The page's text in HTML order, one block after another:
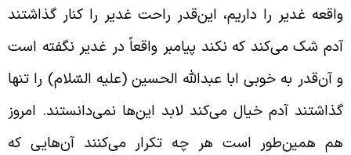
غدیر را داریم، این‌قدر راحت غدیر را کنار گذاشتند
شک می‌کند که نکند پیامبر واقعاً در غدیر نگفته است
آن‌قدر به خوبی ابا عبدالله الحسین (علیه السّلام) را تنها
آدم خیال می‌کند لابد این‌ها نمی‌دانستند. امروز
همین‌طور است هر چه تکرار می‌کنند آن‌هایی که